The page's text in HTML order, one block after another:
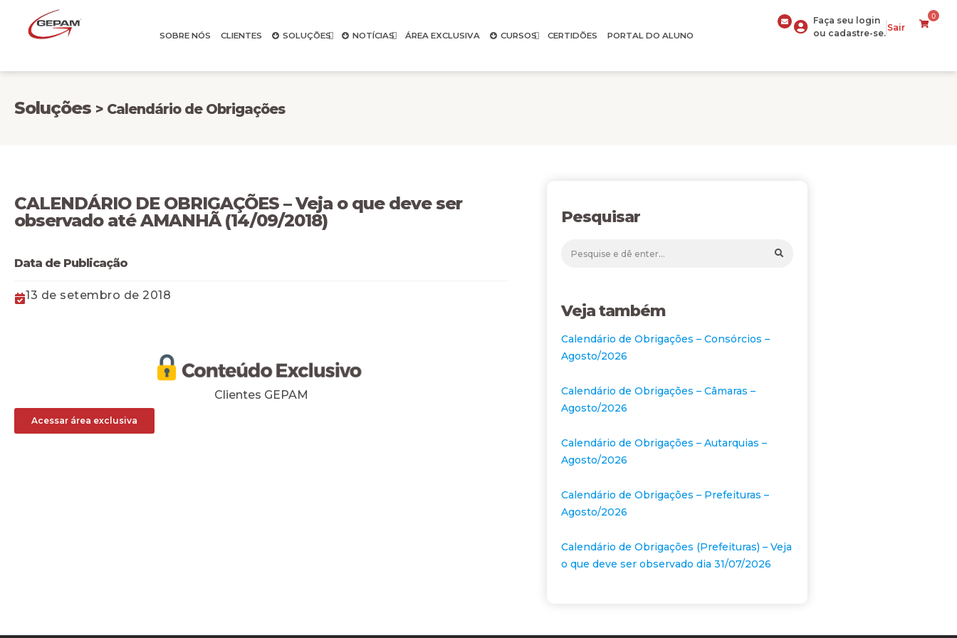
SOBRE NÓS CLIENTES SOLUÇÕES NOTÍCIAS ÁREA EXCLUSIVA CURSOS CERTIDÕES PORTAL DO ALUNO
Faça seu login
ou cadastre-se.
Sair
0
Soluções > Calendário de Obrigações
CALENDÁRIO DE OBRIGAÇÕES – Veja o que deve ser
observado até AMANHÃ (14/09/2018)
Data de Publicação
13 de setembro de 2018
Clientes GEPAM
Acessar área exclusiva
Pesquisar
Veja também
Calendário de Obrigações – Consórcios –
Agosto/2026
Calendário de Obrigações – Câmaras –
Agosto/2026
Calendário de Obrigações – Autarquias –
Agosto/2026
Calendário de Obrigações – Prefeituras –
Agosto/2026
Calendário de Obrigações (Prefeituras) – Veja
o que deve ser observado dia 31/07/2026